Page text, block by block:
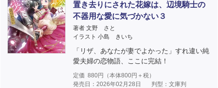
置き去りにされた花嫁は、辺境騎士の
不器用な愛に気づかない３
著者 文野 さと
イラスト 小島 きいち
「リザ、あなたが妻でよかった」すれ違い純
愛夫婦の恋物語、ここに完結！
定価 880円（本体800円＋税）
発売日：2026年02月28日
判型：文庫判